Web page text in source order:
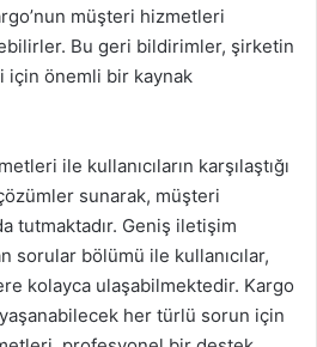
müşteri hizmetleri
Bu geri bildirimler, şirketin
önemli bir kaynak
ile kullanıcıların karşılaştığı
sunarak, müşteri
tutmaktadır. Geniş iletişim
sorular bölümü ile kullanıcılar,
kolayca ulaşabilmektedir. Kargo
her türlü sorun için